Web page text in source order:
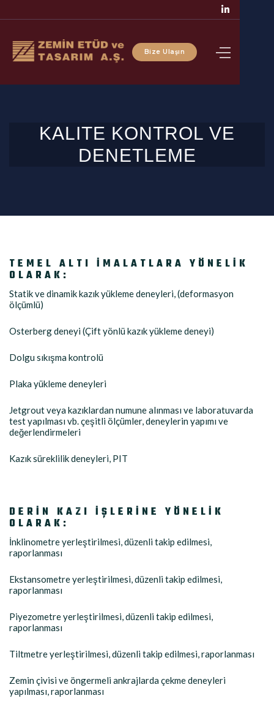

Bize Ulaşın
KALITE KONTROL VE
DENETLEME
TEMEL ALTI İMALATLARA YÖNELİK
OLARAK:
Statik ve dinamik kazık yükleme deneyleri, (deformasyon
ölçümlü)
Osterberg deneyi (Çift yönlü kazık yükleme deneyi)
Dolgu sıkışma kontrolü
Plaka yükleme deneyleri
Jetgrout veya kazıklardan numune alınması ve laboratuvarda
test yapılması vb. çeşitli ölçümler, deneylerin yapımı ve
değerlendirmeleri
Kazık süreklilik deneyleri, PIT
DERİN KAZI İŞLERİNE YÖNELİK
OLARAK:
İnklinometre yerleştirilmesi, düzenli takip edilmesi,
raporlanması
Ekstansometre yerleştirilmesi, düzenli takip edilmesi,
raporlanması
Piyezometre yerleştirilmesi, düzenli takip edilmesi,
raporlanması
Tiltmetre yerleştirilmesi, düzenli takip edilmesi, raporlanması
Zemin çivisi ve öngermeli ankrajlarda çekme deneyleri
yapılması, raporlanması